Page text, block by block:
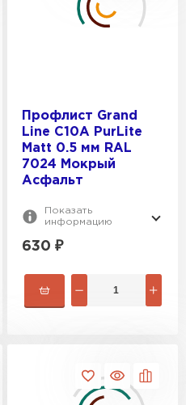
Профлист Grand
Line C10A PurLite
Matt 0.5 мм RAL
7024 Мокрый
Асфальт
Показать
информацию
630 ₽